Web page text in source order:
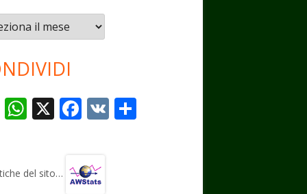
T
gr
W
s
X F
b
V
del sito…